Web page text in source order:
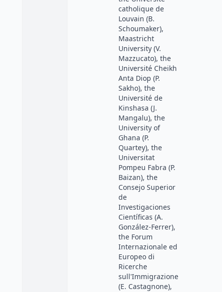
catholique de
Louvain (B.
Schoumaker),
Maastricht
University (V.
Mazzucato), the
Université Cheikh
Anta Diop (P.
Sakho), the
Université de
Kinshasa (J.
Mangalu), the
University of
Ghana (P.
Quartey), the
Universitat
Pompeu Fabra (P.
Baizan), the
Consejo Superior
de
Investigaciones
Científicas (A.
González-Ferrer),
the Forum
Internazionale ed
Europeo di
Ricerche
sull'Immigrazione
(E. Castagnone),